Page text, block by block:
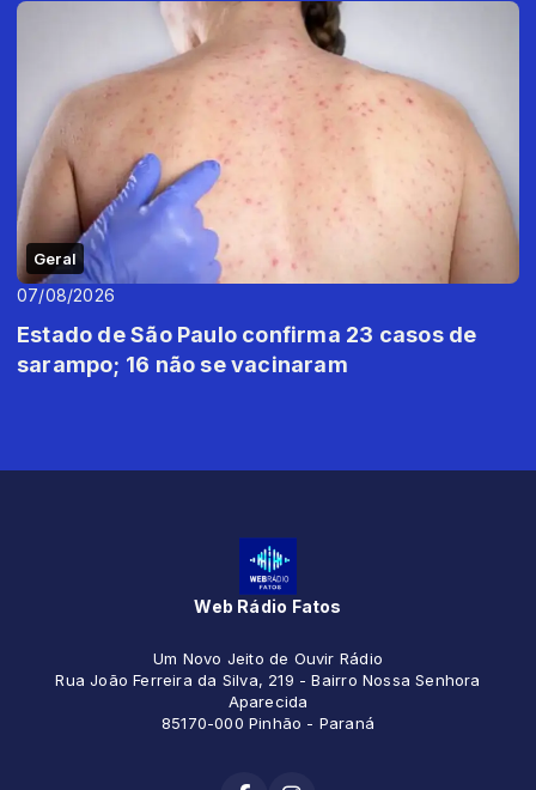
Geral
07/08/2026
Estado de São Paulo confirma 23 casos de
sarampo; 16 não se vacinaram
Web Rádio Fatos
Um Novo Jeito de Ouvir Rádio
Rua João Ferreira da Silva, 219 - Bairro Nossa Senhora
Aparecida
85170-000 Pinhão - Paraná